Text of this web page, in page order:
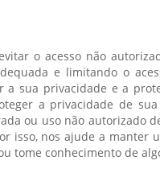
o acesso não
e limitando o
sua privacidade e a
a privacidade de
ou uso não autorizado
isso, nos ajude a manter
tome conhecimento de